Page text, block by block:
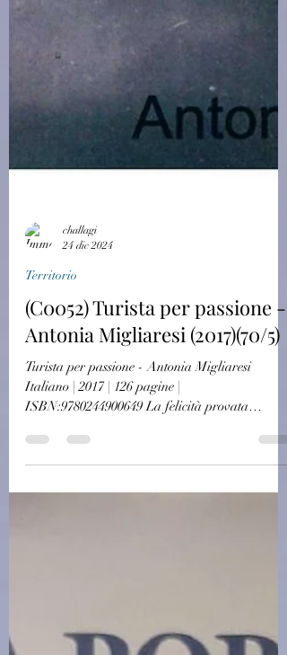
challagi
24 dic 2024
Territorio
(C0052) Turista per passione -
Antonia Migliaresi (2017)(70/5)
Turista per passione - Antonia Migliaresi